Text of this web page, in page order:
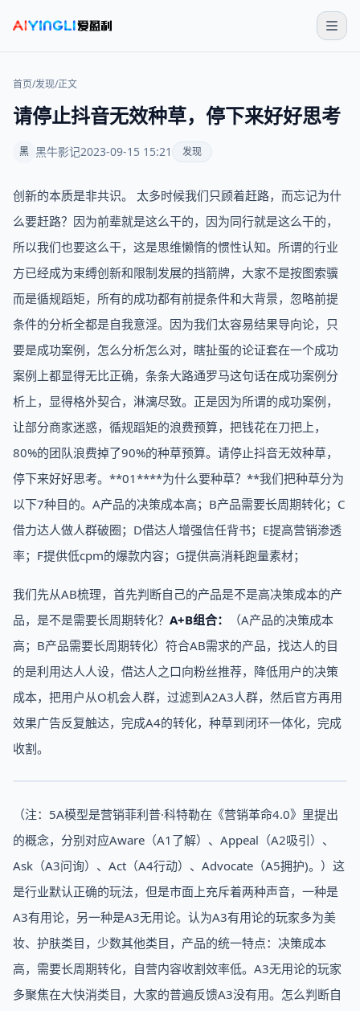
首页/发现/正文
请停止抖音无效种草，停下来好好思考
黑 黑牛影记2023-09-15 15:21 发现
创新的本质是非共识。 太多时候我们只顾着赶路，而忘记为什
么要赶路？因为前辈就是这么干的，因为同行就是这么干的，
所以我们也要这么干，这是思维懒惰的惯性认知。所谓的行业
方已经成为束缚创新和限制发展的挡箭牌，大家不是按图索骥
而是循规蹈矩，所有的成功都有前提条件和大背景，忽略前提
条件的分析全都是自我意淫。因为我们太容易结果导向论，只
要是成功案例，怎么分析怎么对，瞎扯蛋的论证套在一个成功
案例上都显得无比正确，条条大路通罗马这句话在成功案例分
析上，显得格外契合，淋漓尽致。正是因为所谓的成功案例，
让部分商家迷惑，循规蹈矩的浪费预算，把钱花在刀把上，
80%的团队浪费掉了90%的种草预算。请停止抖音无效种草，
停下来好好思考。**01****为什么要种草？**我们把种草分为
以下7种目的。A产品的决策成本高；B产品需要长周期转化；C
借力达人做人群破圈；D借达人增强信任背书；E提高营销渗透
率；F提供低cpm的爆款内容；G提供高消耗跑量素材；
我们先从AB梳理，首先判断自己的产品是不是高决策成本的产
品，是不是需要长周期转化？ A+B组合：
（A产品的决策成本
高；B产品需要长周期转化）符合AB需求的产品，找达人的目
的是利用达人人设，借达人之口向粉丝推荐，降低用户的决策
成本，把用户从O机会人群，过滤到A2A3人群，然后官方再用
效果广告反复触达，完成A4的转化，种草到闭环一体化，完成
收割。
（注：5A模型是营销菲利普·科特勒在《营销革命4.0》里提出
的概念，分别对应Aware（A1了解）、Appeal（A2吸引）、
Ask（A3问询）、Act（A4行动）、Advocate（A5拥护)。）这
是行业默认正确的玩法，但是市面上充斥着两种声音，一种是
A3有用论，另一种是A3无用论。认为A3有用论的玩家多为美
妆、护肤类目，少数其他类目，产品的统一特点：决策成本
高，需要长周期转化，自营内容收割效率低。A3无用论的玩家
多聚焦在大快消类目，大家的普遍反馈A3没有用。怎么判断自